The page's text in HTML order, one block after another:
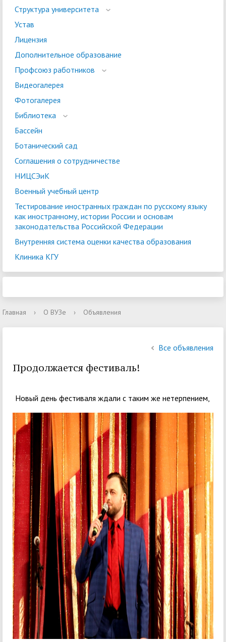
Структура университета
Устав
Лицензия
Дополнительное образование
Профсоюз работников
Видеогалерея
Фотогалерея
Библиотека
Бассейн
Ботанический сад
Соглашения о сотрудничестве
НИЦСЭиК
Военный учебный центр
Тестирование иностранных граждан по русскому языку
как иностранному, истории России и основам
законодательства Российской Федерации
Внутренняя система оценки качества образования
Клиника КГУ
Главная › О ВУЗе › Объявления
Все объявления
Продолжается фестиваль!
Новый день фестиваля ждали с таким же нетерпением,